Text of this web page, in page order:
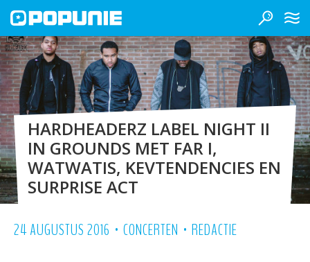
HARDHEADERZ LABEL NIGHT II
IN GROUNDS MET FAR I,
WATWATIS, KEVTENDENCIES EN
SURPRISE ACT
24 AUGUSTUS 2016 • CONCERTEN • REDACTIE